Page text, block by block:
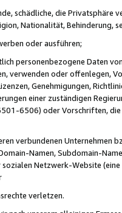
schädliche, die Privatsphäre
Nationalität, Behinderung,
oder ausführen;
personenbezogene Daten
verwenden oder offenlegen,
Genehmigungen,
einer zuständigen
6506) oder Vorschriften,
verbundenen Unternehmen
Namen, Subdomain-
Netzwerk-Website
verletzen.